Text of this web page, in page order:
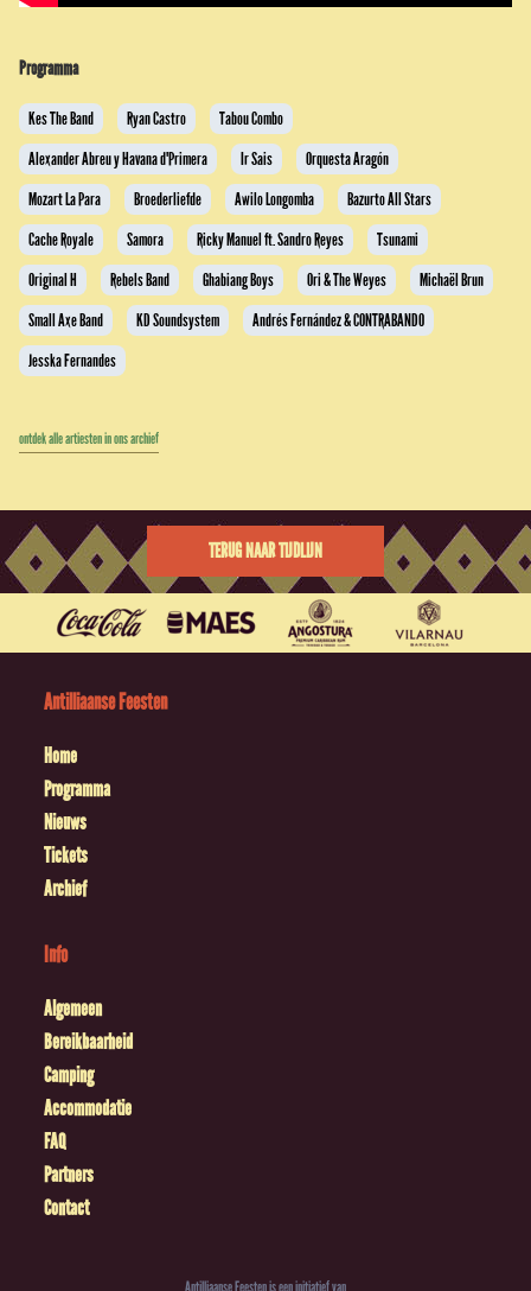
Programma
Kes The Band Ryan Castro
Tabou Combo
Alexander Abreu y Havana d'Primera
Ir Sais
Orquesta Aragón
Mozart La Para
Broederliefde Awilo Longomba
Bazurto All Stars
Cache Royale
Samora Ricky Manuel ft. Sandro Reyes
Tsunami
Original H
Rebels Band Ghabiang Boys Ori & The Weyes
Michaël Brun
Small Axe Band
KD Soundsystem
Andrés Fernández & CONTRABANDO
Jesska Fernandes
ontdek alle artiesten in ons archief
TERUG NAAR TIJDLIJN
Antilliaanse Feesten
Home
Programma
Nieuws
Tickets
Archief
Info
Algemeen
Bereikbaarheid
Camping
Accommodatie
FAQ
Partners
Contact
Antilliaanse Feesten is een initiatief van